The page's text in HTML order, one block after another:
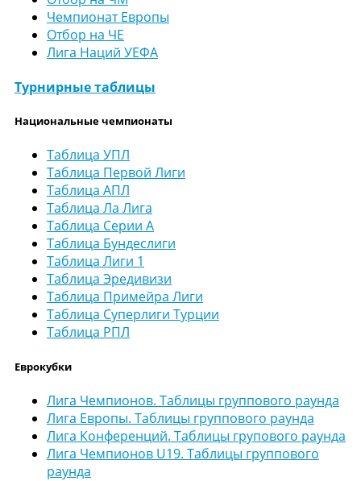
Чемпионат Европы
Отбор на ЧЕ
Лига Наций УЕФА
Турнирные таблицы
Национальные чемпионаты
Таблица УПЛ
Таблица Первой Лиги
Таблица АПЛ
Таблица Ла Лига
Таблица Серии А
Таблица Бундеслиги
Таблица Лиги 1
Таблица Эредивизи
Таблица Примейра Лиги
Таблица Суперлиги Турции
Таблица РПЛ
Еврокубки
Лига Чемпионов. Таблицы группового раунда
Лига Европы. Таблицы группового раунда
Лига Конференций. Таблицы групового раунда
Лига Чемпионов U19. Таблицы группового
раунда